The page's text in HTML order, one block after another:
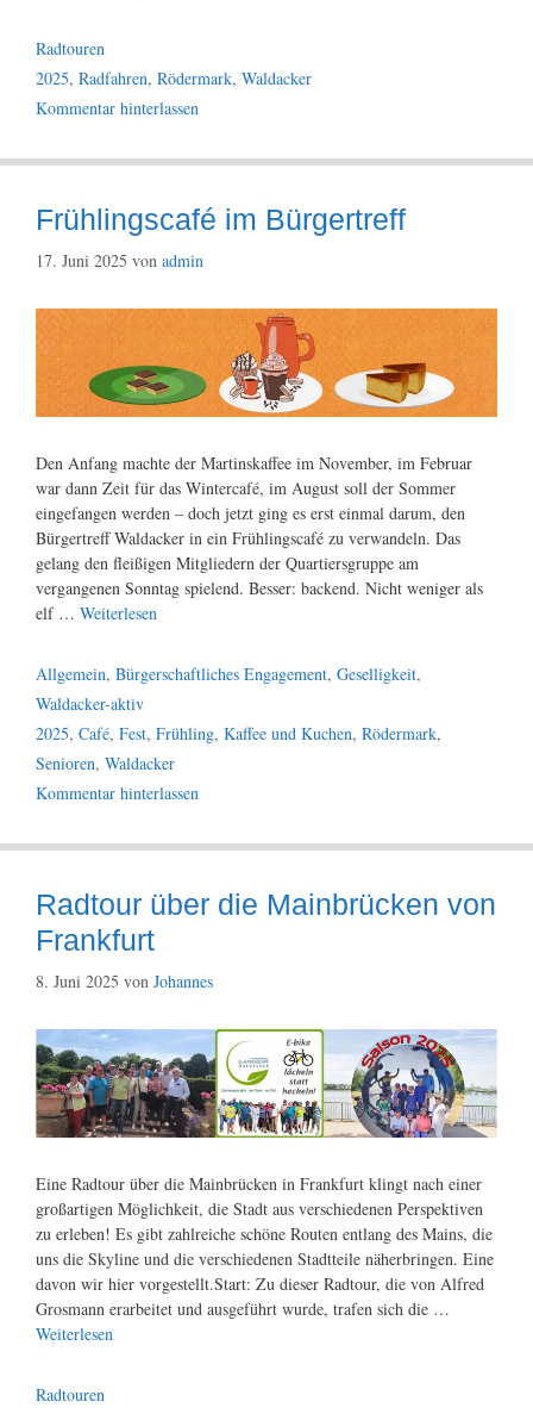
Kategorien
Radtouren
Schlagwörter
2025, Radfahren, Rödermark, Waldacker
Kommentar hinterlassen
Frühlingscafé im Bürgertreff
17. Juni 2025 von admin
Den Anfang machte der Martinskaffee im November, im Februar
war dann Zeit für das Wintercafé, im August soll der Sommer
eingefangen werden – doch jetzt ging es erst einmal darum, den
Bürgertreff Waldacker in ein Frühlingscafé zu verwandeln. Das
gelang den fleißigen Mitgliedern der Quartiersgruppe am
vergangenen Sonntag spielend. Besser: backend. Nicht weniger als
elf … Weiterlesen
Kategorien
Allgemein, Bürgerschaftliches Engagement, Geselligkeit,
Waldacker-aktiv
Schlagwörter
2025, Café, Fest, Frühling, Kaffee und Kuchen, Rödermark,
Senioren, Waldacker
Kommentar hinterlassen
Radtour über die Mainbrücken von
Frankfurt
8. Juni 2025 von Johannes
Eine Radtour über die Mainbrücken in Frankfurt klingt nach einer
großartigen Möglichkeit, die Stadt aus verschiedenen Perspektiven
zu erleben! Es gibt zahlreiche schöne Routen entlang des Mains, die
uns die Skyline und die verschiedenen Stadtteile näherbringen. Eine
davon wir hier vorgestellt.Start: Zu dieser Radtour, die von Alfred
Grosmann erarbeitet und ausgeführt wurde, trafen sich die …
Weiterlesen
Kategorien
Radtouren